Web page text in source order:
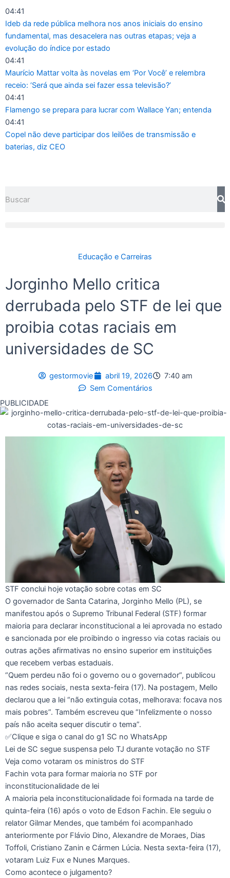
04:41
Ideb da rede pública melhora nos anos iniciais do ensino
fundamental, mas desacelera nas outras etapas; veja a
evolução do índice por estado
04:41
Maurício Mattar volta às novelas em ‘Por Você’ e relembra
receio: ‘Será que ainda sei fazer essa televisão?’
04:41
Flamengo se prepara para lucrar com Wallace Yan; entenda
04:41
Copel não deve participar dos leilões de transmissão e
baterias, diz CEO
Educação e Carreiras
Jorginho Mello critica
derrubada pelo STF de lei que
proibia cotas raciais em
universidades de SC
gestormovie abril 19, 2026
7:40 am
Sem Comentários
PUBLICIDADE
STF conclui hoje votação sobre cotas em SC
O governador de Santa Catarina, Jorginho Mello (PL), se
manifestou após o Supremo Tribunal Federal (STF) formar
maioria para declarar inconstitucional a lei aprovada no estado
e sancionada por ele proibindo o ingresso via cotas raciais ou
outras ações afirmativas no ensino superior em instituições
que recebem verbas estaduais.
“Quem perdeu não foi o governo ou o governador”, publicou
nas redes sociais, nesta sexta-feira (17). Na postagem, Mello
declarou que a lei “não extinguia cotas, melhorava: focava nos
mais pobres”. Também escreveu que “Infelizmente o nosso
país não aceita sequer discutir o tema”.
✅Clique e siga o canal do g1 SC no WhatsApp
Lei de SC segue suspensa pelo TJ durante votação no STF
Veja como votaram os ministros do STF
Fachin vota para formar maioria no STF por
inconstitucionalidade de lei
A maioria pela inconstitucionalidade foi formada na tarde de
quinta-feira (16) após o voto de Edson Fachin. Ele seguiu o
relator Gilmar Mendes, que também foi acompanhado
anteriormente por Flávio Dino, Alexandre de Moraes, Dias
Toffoli, Cristiano Zanin e Cármen Lúcia. Nesta sexta-feira (17),
votaram Luiz Fux e Nunes Marques.
Como acontece o julgamento?